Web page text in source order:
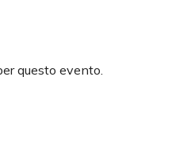
questo evento.